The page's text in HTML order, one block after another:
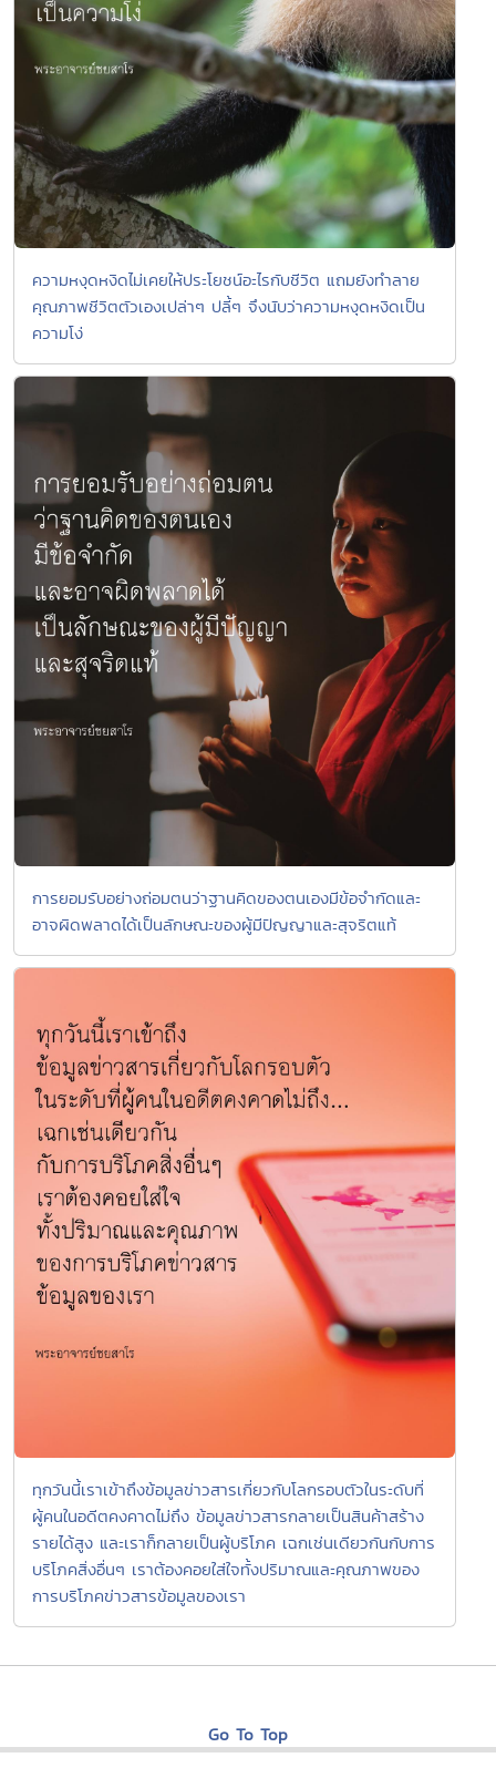
ความหงุดหงิดไม่เคยให้ประโยชน์อะไรกับชีวิต แถมยังทำลาย
คุณภาพชีวิตตัวเองเปล่าๆ ปลี้ๆ จึงนับว่าความหงุดหงิดเป็น
ความโง่
การยอมรับอย่างถ่อมตนว่าฐานคิดของตนเองมีข้อจำกัดและ
อาจผิดพลาดได้เป็นลักษณะของผู้มีปัญญาและสุจริตแท้
ทุกวันนี้เราเข้าถึงข้อมูลข่าวสารเกี่ยวกับโลกรอบตัวในระดับที่
ผู้คนในอดีตคงคาดไม่ถึง ข้อมูลข่าวสารกลายเป็นสินค้าสร้าง
รายได้สูง และเราก็กลายเป็นผู้บริโภค เฉกเช่นเดียวกันกับการ
บริโภคสิ่งอื่นๆ เราต้องคอยใส่ใจทั้งปริมาณและคุณภาพของ
การบริโภคข่าวสารข้อมูลของเรา
Go To Top